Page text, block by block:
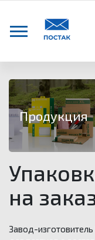
Продукция
Картонные
Конверты
Курьерские пакеты
на
Завод-изготовитель